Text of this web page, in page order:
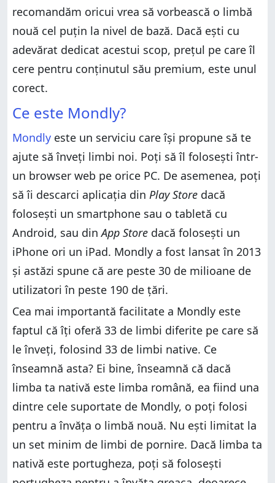
recomandăm oricui vrea să vorbească o limbă
nouă cel puțin la nivel de bază. Dacă ești cu
adevărat dedicat acestui scop, prețul pe care îl
cere pentru conținutul său premium, este unul
corect.
Ce este Mondly?
Mondly este un serviciu care își propune să te
ajute să înveți limbi noi. Poți să îl folosești într-
un browser web pe orice PC. De asemenea, poți
să îi descarci aplicația din Play Store dacă
folosești un smartphone sau o tabletă cu
Android, sau dinApp Store dacă folosești un
iPhone ori un iPad. Mondly a fost lansat în 2013
și astăzi spune că are peste 30 de milioane de
utilizatori în peste 190 de țări.
Cea mai importantă facilitate a Mondly este
faptul că îți oferă 33 de limbi diferite pe care să
le înveți, folosind 33 de limbi native. Ce
înseamnă asta? Ei bine, înseamnă că dacă
limba ta nativă este limba română, ea fiind una
dintre cele suportate de Mondly, o poți folosi
pentru a învăța o limbă nouă. Nu ești limitat la
un set minim de limbi de pornire. Dacă limba ta
nativă este portugheza, poți să folosești